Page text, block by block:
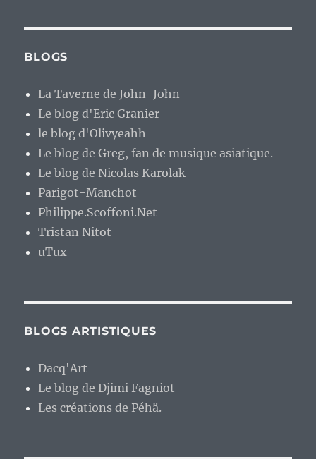
BLOGS
La Taverne de John-John
Le blog d'Eric Granier
le blog d'Olivyeahh
Le blog de Greg, fan de musique asiatique.
Le blog de Nicolas Karolak
Parigot-Manchot
Philippe.Scoffoni.Net
Tristan Nitot
uTux
BLOGS ARTISTIQUES
Dacq'Art
Le blog de Djimi Fagniot
Les créations de Péhä.